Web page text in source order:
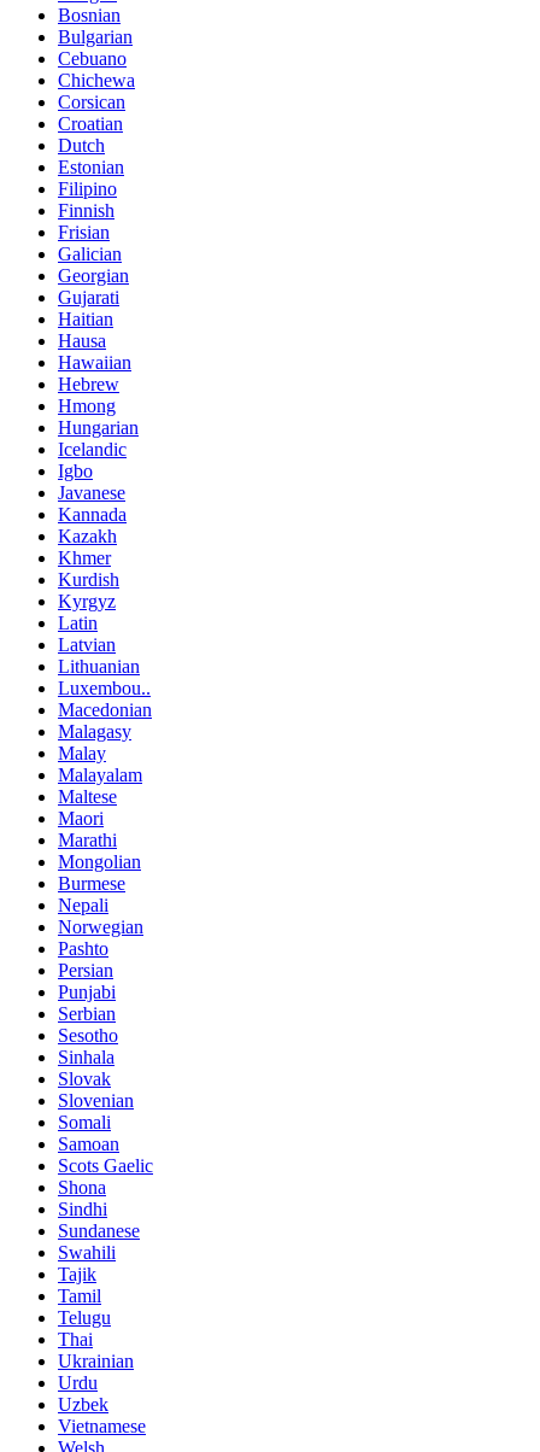
Bosnian
Bulgarian
Cebuano
Chichewa
Corsican
Croatian
Dutch
Estonian
Filipino
Finnish
Frisian
Galician
Georgian
Gujarati
Haitian
Hausa
Hawaiian
Hebrew
Hmong
Hungarian
Icelandic
Igbo
Javanese
Kannada
Kazakh
Khmer
Kurdish
Kyrgyz
Latin
Latvian
Lithuanian
Luxembou..
Macedonian
Malagasy
Malay
Malayalam
Maltese
Maori
Marathi
Mongolian
Burmese
Nepali
Norwegian
Pashto
Persian
Punjabi
Serbian
Sesotho
Sinhala
Slovak
Slovenian
Somali
Samoan
Scots Gaelic
Shona
Sindhi
Sundanese
Swahili
Tajik
Tamil
Telugu
Thai
Ukrainian
Urdu
Uzbek
Vietnamese